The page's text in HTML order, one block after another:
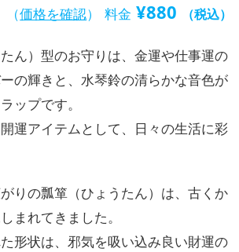
（価格を確認） 料金 ¥880 （税込）
ん）型のお守りは、金運や仕事運の
の輝きと、水琴鈴の清らかな音色が
ップです。
運アイテムとして、日々の生活に彩
りの瓢箪（ひょうたん）は、古くか
まれてきました。
形状は、邪気を吸い込み良い財運の